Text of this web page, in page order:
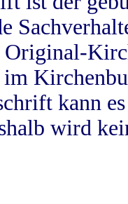
kann
wird